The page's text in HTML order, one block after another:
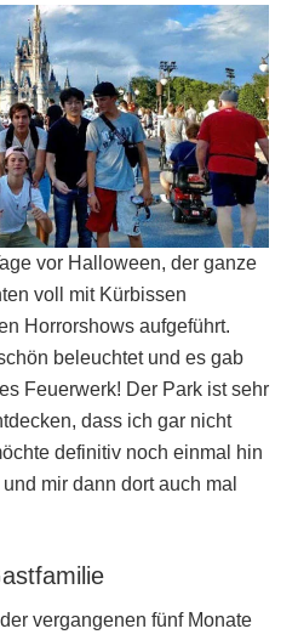
vor Halloween, der ganze
voll mit Kürbissen
Horrorshows aufgeführt.
beleuchtet und es gab
Feuerwerk! Der Park ist sehr
dass ich gar nicht
definitiv noch einmal hin
mir dann dort auch mal
vergangenen fünf Monate